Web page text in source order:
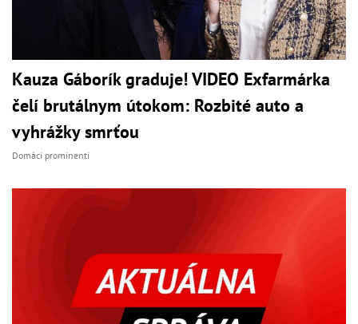
Kauza Gáborík graduje! VIDEO Exfarmárka
čelí brutálnym útokom: Rozbité auto a
vyhrážky smrťou
Domáci prominenti